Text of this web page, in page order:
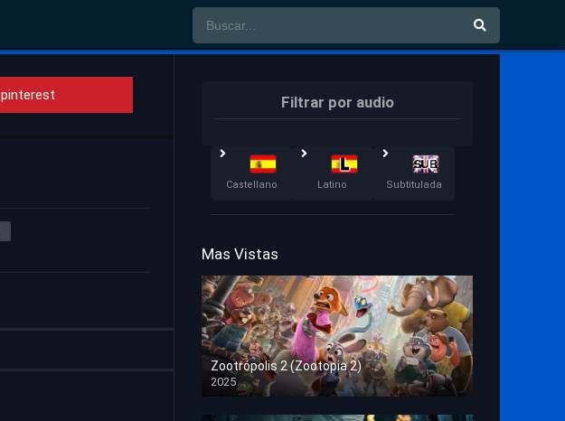
pinterest Filtrar por audio
Castellano Latino Subtitulada
Mas Vistas
Zootrópolis 2 (Zootopia 2)
2025
HD 1080p